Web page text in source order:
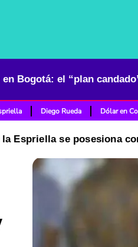
Diego Rueda Dólar en
la Espriella se posesiona